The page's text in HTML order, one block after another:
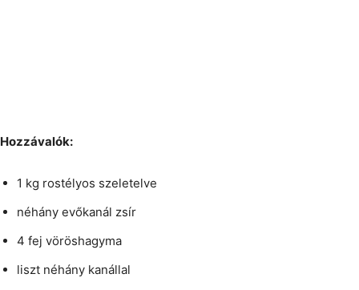
Hozzávalók:
1 kg rostélyos szeletelve
néhány evőkanál zsír
4 fej vöröshagyma
liszt néhány kanállal